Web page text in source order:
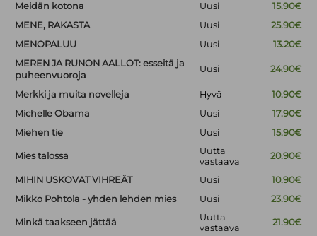
Meidän kotona
Uusi
15.90€
MENE, RAKASTA
Uusi
25.90€
MENOPALUU
Uusi
13.20€
MEREN JA RUNON AALLOT: esseitä ja
puheenvuoroja
Uusi 24.90€
Merkki ja muita novelleja Hyvä
10.90€
Michelle Obama
Uusi
17.90€
Miehen tie
Uusi 15.90€
Mies talossa
Uutta
vastaava
20.90€
MIHIN USKOVAT VIHREÄT Uusi
10.90€
Mikko Pohtola - yhden lehden mies
Uusi 23.90€
Minkä taakseen jättää
Uutta
vastaava
21.90€